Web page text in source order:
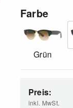
Farbe
Grün
Preis:
inkl. MwSt.